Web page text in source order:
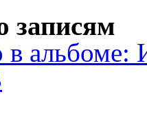
записям
альбоме: